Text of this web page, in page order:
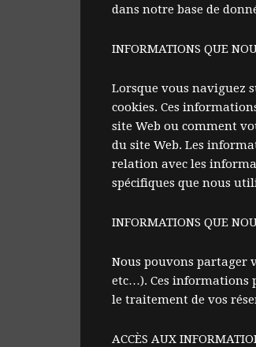
dans notre base de
INFORMATIONS QUE
Lorsque vous naviguez
cookies. Ces
site Web ou comment
du site Web. Les
relation avec les
spécifiques que nous
INFORMATIONS QUE
Nous pouvons partager
etc…). Ces informations
le traitement de vos
ACCÈS AUX